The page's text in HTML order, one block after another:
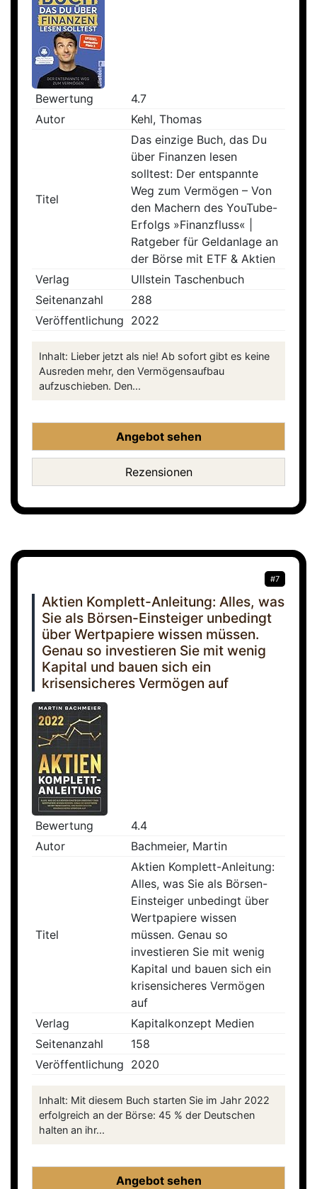
Bewertung
4.7
Autor
Kehl, Thomas
Titel
Das einzige Buch, das Du
über Finanzen lesen
solltest: Der entspannte
Weg zum Vermögen – Von
den Machern des YouTube-
Erfolgs »Finanzfluss« |
Ratgeber für Geldanlage an
der Börse mit ETF & Aktien
Verlag
Ullstein Taschenbuch
Seitenanzahl
288
Veröffentlichung 2022
Inhalt: Lieber jetzt als nie! Ab sofort gibt es keine
Ausreden mehr, den Vermögensaufbau
aufzuschieben. Den...
Angebot sehen
Rezensionen
#7
Aktien Komplett-Anleitung: Alles, was
Sie als Börsen-Einsteiger unbedingt
über Wertpapiere wissen müssen.
Genau so investieren Sie mit wenig
Kapital und bauen sich ein
krisensicheres Vermögen auf
Bewertung
4.4
Autor
Bachmeier, Martin
Titel
Aktien Komplett-Anleitung:
Alles, was Sie als Börsen-
Einsteiger unbedingt über
Wertpapiere wissen
müssen. Genau so
investieren Sie mit wenig
Kapital und bauen sich ein
krisensicheres Vermögen
auf
Verlag
Kapitalkonzept Medien
Seitenanzahl
158
Veröffentlichung 2020
Inhalt: Mit diesem Buch starten Sie im Jahr 2022
erfolgreich an der Börse: 45 % der Deutschen
halten an ihr...
Angebot sehen